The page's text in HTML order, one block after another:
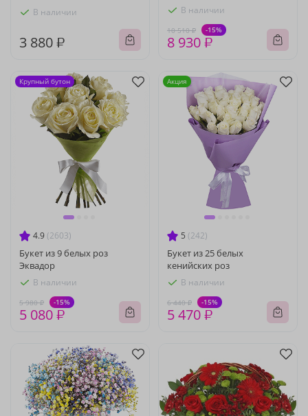
В наличии
3 880 ₽
В наличии
10 510 ₽ -15%
8 930 ₽
4.9 (2603)
Букет из 9 белых роз
Эквадор
В наличии
5 980 ₽ -15%
5 080 ₽
Крупный бутон
5 (242)
Букет из 25 белых
кенийских роз
В наличии
6 440 ₽ -15%
5 470 ₽
Акция